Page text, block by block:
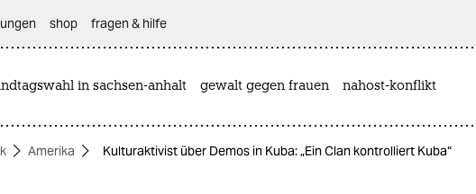
shop fragen & hilfe
in sachsen-anhalt gewalt gegen frauen nahost-konflikt
Amerika Kulturaktivist über Demos in Kuba: „Ein Clan kontrolliert Kuba“